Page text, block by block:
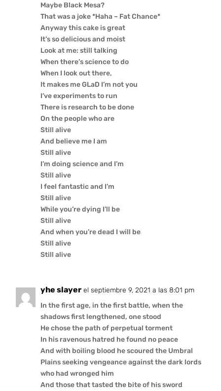
Maybe Black Mesa?
That was a joke *Haha – Fat Chance*
Anyway this cake is great
It’s so delicious and moist
Look at me: still talking
When there’s science to do
When I look out there,
It makes me GLaD I’m not you
I’ve experiments to run
There is research to be done
On the people who are
Still alive
And believe me I am
Still alive
I’m doing science and I’m
Still alive
I feel fantastic and I’m
Still alive
While you’re dying I’ll be
Still alive
And when you’re dead I will be
Still alive
Still alive
yhe slayer el septiembre 9, 2021 a las 8:01 pm
In the first age, in the first battle, when the
shadows first lengthened, one stood
He chose the path of perpetual torment
In his ravenous hatred he found no peace
And with boiling blood he scoured the Umbral
Plains seeking vengeance against the dark lords
who had wronged him
And those that tasted the bite of his sword